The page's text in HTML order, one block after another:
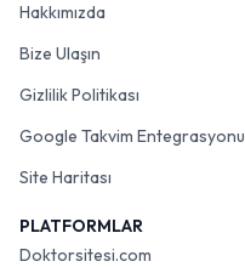
Hakkımızda
Bize Ulaşın
Gizlilik Politikası
Google Takvim Entegrasyonu
Site Haritası
PLATFORMLAR
Doktorsitesi.com